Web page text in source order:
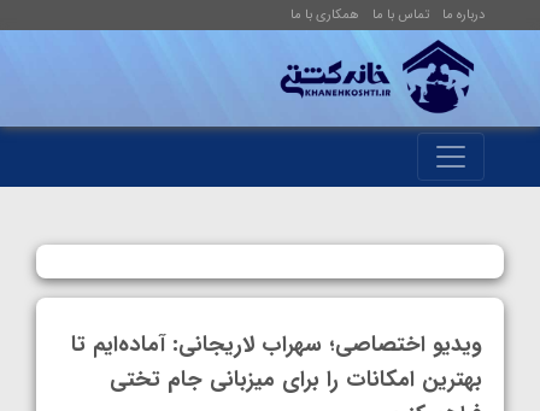
درباره ما تماس با ما همکاری با ما
ویدیو اختصاصی؛ سهراب لاریجانی: آماده‌ایم تا
بهترین امکانات را برای میزبانی جام تختی